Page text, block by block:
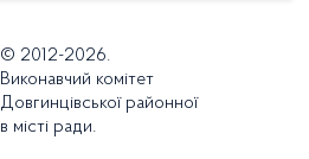
© 2012-2026.
Виконавчий комітет
Довгинцівської районної
в місті ради.